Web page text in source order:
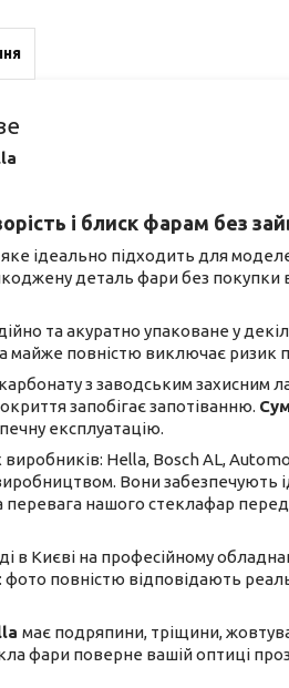
і блиск фарам без
яке ідеально підходить для
деталь фари без покупки
та акуратно упаковане у
майже повністю виключає
з заводським захисним
запобігає запотіванню.
експлуатацію.
Hella, Bosch AL,
Вони забезпечують
перевага нашого стеклафар
в Києві на професійному
повністю відповідають
має подряпини, тріщини,
фари поверне вашій оптиці